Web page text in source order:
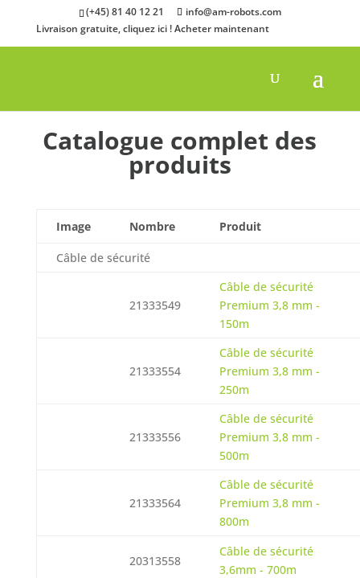
(+45) 81 40 12 21
info@am-robots.com
Livraison gratuite, cliquez ici !Acheter maintenant
Catalogue complet des
produits
Image Nombre Produit
Câble de sécurité
21333549
Câble de sécurité
Premium 3,8 mm -
150m
21333554
Câble de sécurité
Premium 3,8 mm -
250m
21333556
Câble de sécurité
Premium 3,8 mm -
500m
21333564
Câble de sécurité
Premium 3,8 mm -
800m
20313558
Câble de sécurité
3,6mm - 700m